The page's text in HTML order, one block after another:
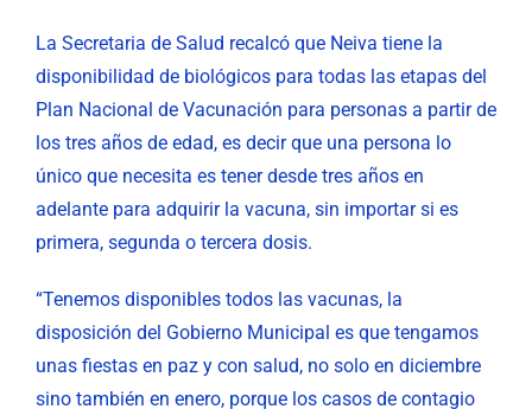
La Secretaria de Salud recalcó que Neiva tiene la
disponibilidad de biológicos para todas las etapas del
Plan Nacional de Vacunación para personas a partir de
los tres años de edad, es decir que una persona lo
único que necesita es tener desde tres años en
adelante para adquirir la vacuna, sin importar si es
primera, segunda o tercera dosis.
“Tenemos disponibles todos las vacunas, la
disposición del Gobierno Municipal es que tengamos
unas fiestas en paz y con salud, no solo en diciembre
sino también en enero, porque los casos de contagio